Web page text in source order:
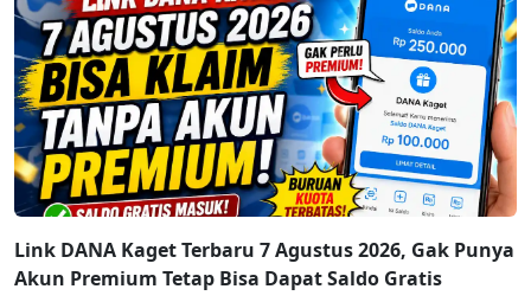
Link DANA Kaget Terbaru 7 Agustus 2026, Gak Punya
Akun Premium Tetap Bisa Dapat Saldo Gratis